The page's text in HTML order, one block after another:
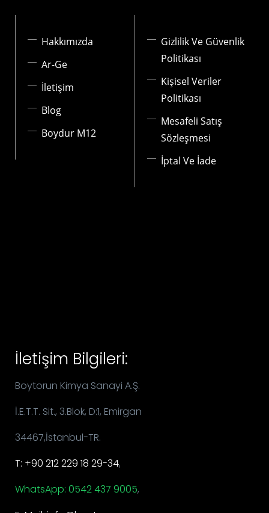
Hakkımızda
Ar-Ge
İletişim
Blog
Boydur M12
Gizlilik Ve Güvenlik
Politikası
Kişisel Veriler
Politikası
Mesafeli Satış
Sözleşmesi
İptal Ve İade
İletişim Bilgileri:
Boytorun Kimya Sanayi A.Ş.
İ.E.T.T. Sit., 3.Blok, D:1, Emirgan
34467,İstanbul-TR.
T: +90 212 229 18 29-34,
WhatsApp: 0542 437 9005,